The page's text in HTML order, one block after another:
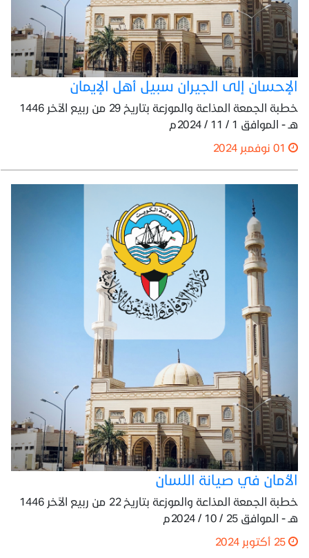
الإحسان إلى الجيران سبيل أهل الإيمان
خطبة الجمعة المذاعة والموزعة بتاريخ 29 من ربيع الآخر 1446
هـ - الموافق 1 / 11 / 2024م
الأمان في صيانة اللسان
خطبة الجمعة المذاعة والموزعة بتاريخ 22 من ربيع الآخر 1446
هـ - الموافق 25 / 10 / 2024م